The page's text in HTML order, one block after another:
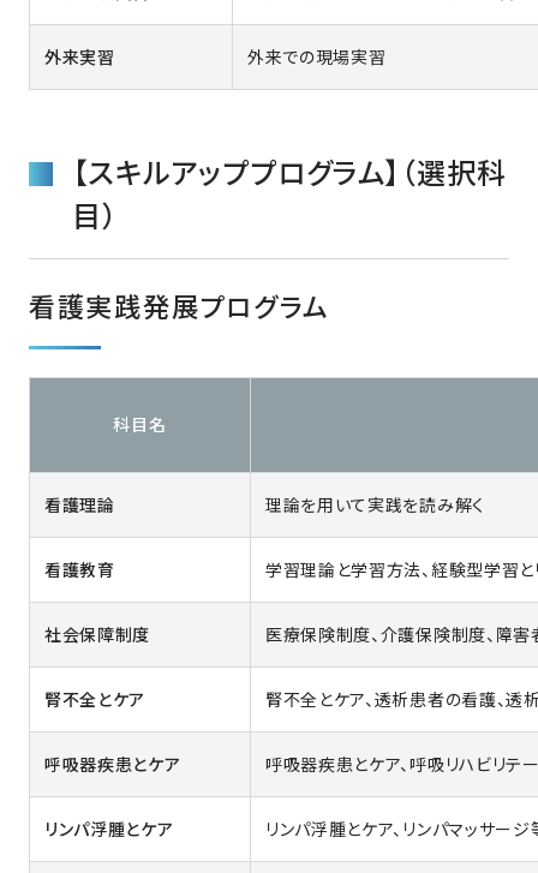
外来実習 外来での現場実習
【スキルアッププログラム】（選択科
目）
看護実践発展プログラム
科目名
看護理論 理論を用いて実践を読み解く
看護教育 学習理論と学習方法、経験型学習と
社会保障制度 医療保険制度、介護保険制度、障
腎不全とケア 腎不全とケア、透析患者の看護、透
呼吸器疾患とケア 呼吸器疾患とケア、呼吸リハビリテ
リンパ浮腫とケア リンパ浮腫とケア、リンパマッサージ